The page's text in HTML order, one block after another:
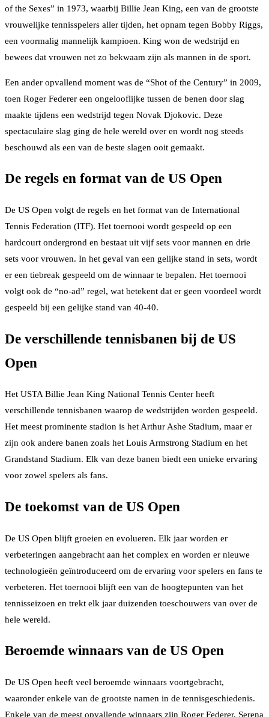
of the Sexes” in 1973, waarbij Billie Jean King, een van de grootste
vrouwelijke tennisspelers aller tijden, het opnam tegen Bobby Riggs,
een voormalig mannelijk kampioen. King won de wedstrijd en
bewees dat vrouwen net zo bekwaam zijn als mannen in de sport.
Een ander opvallend moment was de “Shot of the Century” in 2009,
toen Roger Federer een ongelooflijke tussen de benen door slag
maakte tijdens een wedstrijd tegen Novak Djokovic. Deze
spectaculaire slag ging de hele wereld over en wordt nog steeds
beschouwd als een van de beste slagen ooit gemaakt.
De regels en format van de US Open
De US Open volgt de regels en het format van de International
Tennis Federation (ITF). Het toernooi wordt gespeeld op een
hardcourt ondergrond en bestaat uit vijf sets voor mannen en drie
sets voor vrouwen. In het geval van een gelijke stand in sets, wordt
er een tiebreak gespeeld om de winnaar te bepalen. Het toernooi
volgt ook de “no-ad” regel, wat betekent dat er geen voordeel wordt
gespeeld bij een gelijke stand van 40-40.
De verschillende tennisbanen bij de US
Open
Het USTA Billie Jean King National Tennis Center heeft
verschillende tennisbanen waarop de wedstrijden worden gespeeld.
Het meest prominente stadion is het Arthur Ashe Stadium, maar er
zijn ook andere banen zoals het Louis Armstrong Stadium en het
Grandstand Stadium. Elk van deze banen biedt een unieke ervaring
voor zowel spelers als fans.
De toekomst van de US Open
De US Open blijft groeien en evolueren. Elk jaar worden er
verbeteringen aangebracht aan het complex en worden er nieuwe
technologieën geïntroduceerd om de ervaring voor spelers en fans te
verbeteren. Het toernooi blijft een van de hoogtepunten van het
tennisseizoen en trekt elk jaar duizenden toeschouwers van over de
hele wereld.
Beroemde winnaars van de US Open
De US Open heeft veel beroemde winnaars voortgebracht,
waaronder enkele van de grootste namen in de tennisgeschiedenis.
Enkele van de meest opvallende winnaars zijn Roger Federer, Serena